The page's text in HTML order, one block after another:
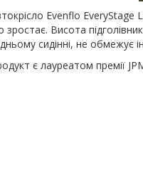
Evenflo EveryStage
зростає. Висота
сидінні, не обмежує
є лауреатом премії